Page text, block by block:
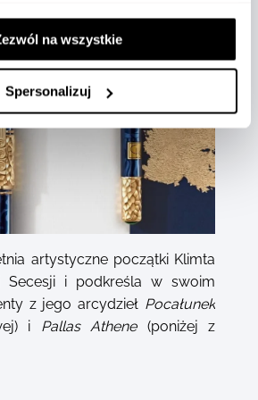
na wszystkie
Spersonalizuj
artystyczne początki Klimta
Secesji i podkreśla w swoim
z jego arcydzieł Pocałunek
i Pallas Athene(poniżej z